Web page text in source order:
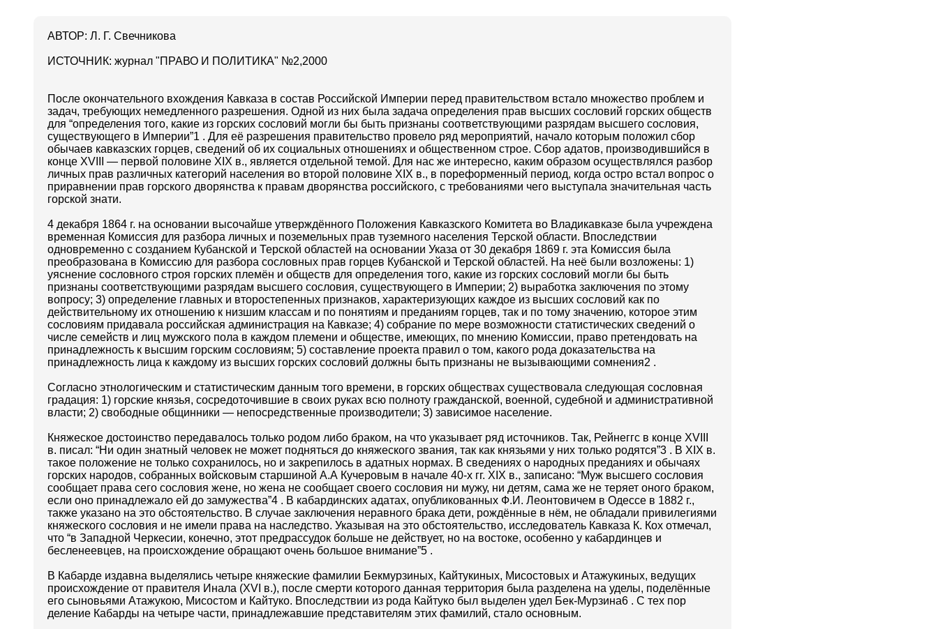
АВТОР: Л. Г. Свечникова
ИСТОЧНИК: журнал "ПРАВО И ПОЛИТИКА" №2,2000
После окончательного вхождения Кавказа в состав Российской Империи перед правительством встало множество проблем и
задач, требующих немедленного разрешения. Одной из них была задача определения прав высших сословий горских обществ
для “определения того, какие из горских сословий могли бы быть признаны соответствующими разрядам высшего сословия,
существующего в Империи”1 . Для её разрешения правительство провело ряд мероприятий, начало которым положил сбор
обычаев кавказских горцев, сведений об их социальных отношениях и общественном строе. Сбор адатов, производившийся в
конце XVIII — первой половине XIX в., является отдельной темой. Для нас же интересно, каким образом осуществлялся разбор
личных прав различных категорий населения во второй половине XIX в., в пореформенный период, когда остро встал вопрос о
приравнении прав горского дворянства к правам дворянства российского, с требованиями чего выступала значительная часть
горской знати.
4 декабря 1864 г. на основании высочайше утверждённого Положения Кавказского Комитета во Владикавказе была учреждена
временная Комиссия для разбора личных и поземельных прав туземного населения Терской области. Впоследствии
одновременно с созданием Кубанской и Терской областей на основании Указа от 30 декабря 1869 г. эта Комиссия была
преобразована в Комиссию для разбора сословных прав горцев Кубанской и Терской областей. На неё были возложены: 1)
уяснение сословного строя горских племён и обществ для определения того, какие из горских сословий могли бы быть
признаны соответствующими разрядам высшего сословия, существующего в Империи; 2) выработка заключения по этому
вопросу; 3) определение главных и второстепенных признаков, характеризующих каждое из высших сословий как по
действительному их отношению к низшим классам и по понятиям и преданиям горцев, так и по тому значению, которое этим
сословиям придавала российская администрация на Кавказе; 4) собрание по мере возможности статистических сведений о
числе семейств и лиц мужского пола в каждом племени и обществе, имеющих, по мнению Комиссии, право претендовать на
принадлежность к высшим горским сословиям; 5) составление проекта правил о том, какого рода доказательства на
принадлежность лица к каждому из высших горских сословий должны быть признаны не вызывающими сомнения2 .
Согласно этнологическим и статистическим данным того времени, в горских обществах существовала следующая сословная
градация: 1) горские князья, сосредоточившие в своих руках всю полноту гражданской, военной, судебной и административной
власти; 2) свободные общинники — непосредственные производители; 3) зависимое население.
Княжеское достоинство передавалось только родом либо браком, на что указывает ряд источников. Так, Рейнеггс в конце XVIII
в. писал: “Ни один знатный человек не может подняться до княжеского звания, так как князьями у них только родятся”3 . В XIX в.
такое положение не только сохранилось, но и закрепилось в адатных нормах. В сведениях о народных преданиях и обычаях
горских народов, собранных войсковым старшиной А.А Кучеровым в начале 40-х гг. XIX в., записано: “Муж высшего сословия
сообщает права сего сословия жене, но жена не сообщает своего сословия ни мужу, ни детям, сама же не теряет оного браком,
если оно принадлежало ей до замужества”4 . В кабардинских адатах, опубликованных Ф.И. Леонтовичем в Одессе в 1882 г.,
также указано на это обстоятельство. В случае заключения неравного брака дети, рождённые в нём, не обладали привилегиями
княжеского сословия и не имели права на наследство. Указывая на это обстоятельство, исследователь Кавказа К. Кох отмечал,
что “в Западной Черкесии, конечно, этот предрассудок больше не действует, но на востоке, особенно у кабардинцев и
бесленеевцев, на происхождение обращают очень большое внимание”5 .
В Кабарде издавна выделялись четыре княжеские фамилии Бекмурзиных, Кайтукиных, Мисостовых и Атажукиных, ведущих
происхождение от правителя Инала (XVI в.), после смерти которого данная территория была разделена на уделы, поделённые
его сыновьями Атажукою, Мисостом и Кайтуко. Впоследствии из рода Кайтуко был выделен удел Бек-Мурзина6 . С тех пор
деление Кабарды на четыре части, принадлежавшие представителям этих фамилий, стало основным.